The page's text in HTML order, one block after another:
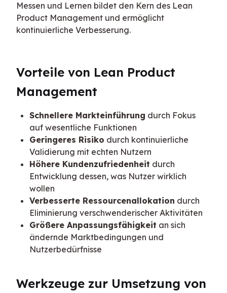
Messen und Lernen bildet den Kern des Lean
Product Management und ermöglicht
kontinuierliche Verbesserung.
Vorteile von Lean Product
Management
Schnellere Markteinführung durch Fokus
auf wesentliche Funktionen
Geringeres Risiko durch kontinuierliche
Validierung mit echten Nutzern
Höhere Kundenzufriedenheit durch
Entwicklung dessen, was Nutzer wirklich
wollen
Verbesserte Ressourcenallokation durch
Eliminierung verschwenderischer Aktivitäten
Größere Anpassungsfähigkeit an sich
ändernde Marktbedingungen und
Nutzerbedürfnisse
Werkzeuge zur Umsetzung von